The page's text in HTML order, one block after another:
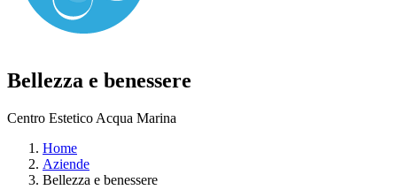
Bellezza e benessere
Centro Estetico Acqua Marina
Home
Aziende
Bellezza e benessere